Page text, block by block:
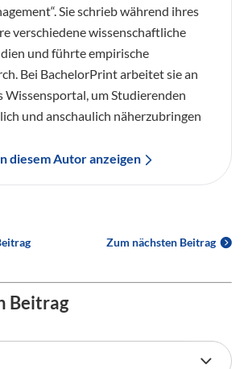
Sie schrieb während ihres
verschiedene wissenschaftliche
und führte empirische
Bei BachelorPrint arbeitet sie an
Wissensportal, um Studierenden
und anschaulich näherzubringen
diesem Autor anzeigen
Zum nächsten Beitrag
Beitrag